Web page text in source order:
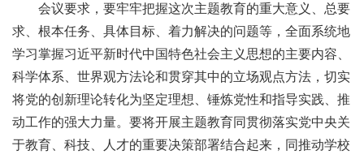
会议要求，要牢牢把握这次主题教育的重大意义、总要
求、根本任务、具体目标、着力解决的问题等，全面系统地
学习掌握习近平新时代中国特色社会主义思想的主要内容、
科学体系、世界观方法论和贯穿其中的立场观点方法，切实
将党的创新理论转化为坚定理想、锤炼党性和指导实践、推
动工作的强大力量。要将开展主题教育同贯彻落实党中央关
于教育、科技、人才的重要决策部署结合起来，同推动学校